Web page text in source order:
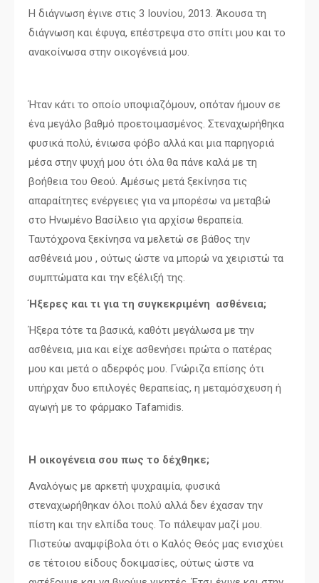
Η διάγνωση έγινε στις 3 Ιουνίου, 2013. Άκουσα τη
διάγνωση και έφυγα, επέστρεψα στο σπίτι μου και το
ανακοίνωσα στην οικογένειά μου.
Ήταν κάτι το οποίο υποψιαζόμουν, οπόταν ήμουν σε
ένα μεγάλο βαθμό προετοιμασμένος. Στεναχωρήθηκα
φυσικά πολύ, ένιωσα φόβο αλλά και μια παρηγοριά
μέσα στην ψυχή μου ότι όλα θα πάνε καλά με τη
βοήθεια του Θεού. Αμέσως μετά ξεκίνησα τις
απαραίτητες ενέργειες για να μπορέσω να μεταβώ
στο Ηνωμένο Βασίλειο για αρχίσω θεραπεία.
Ταυτόχρονα ξεκίνησα να μελετώ σε βάθος την
ασθένειά μου , ούτως ώστε να μπορώ να χειριστώ τα
συμπτώματα και την εξέλιξή της.
Ήξερες και τι για τη συγκεκριμένη ασθένεια;
Ήξερα τότε τα βασικά, καθότι μεγάλωσα με την
ασθένεια, μια και είχε ασθενήσει πρώτα ο πατέρας
μου και μετά ο αδερφός μου. Γνώριζα επίσης ότι
υπήρχαν δυο επιλογές θεραπείας, η μεταμόσχευση ή
αγωγή με το φάρμακο Tafamidis.
Η οικογένεια σου πως το δέχθηκε;
Αναλόγως με αρκετή ψυχραιμία, φυσικά
στεναχωρήθηκαν όλοι πολύ αλλά δεν έχασαν την
πίστη και την ελπίδα τους. Το πάλεψαν μαζί μου.
Πιστεύω αναμφίβολα ότι ο Καλός Θεός μας ενισχύει
σε τέτοιου είδους δοκιμασίες, ούτως ώστε να